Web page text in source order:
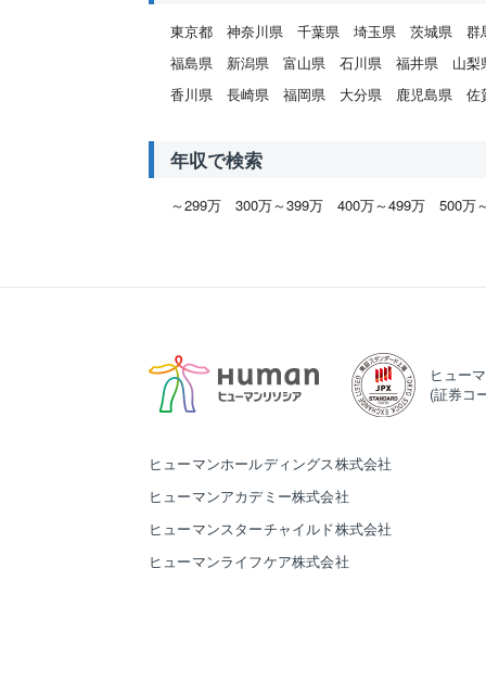
東京都 神奈川県 千葉県 埼玉県 茨城県
群
福島県
新潟県 富山県 石川県 福井県
山梨
香川県
長崎県 福岡県 大分県 鹿児島県 佐
年収で検索
～299万 300万～399万 400万～499万 500万
ヒュー
(証券コ
ヒューマンホールディングス株式会社
ヒューマンアカデミー株式会社
ヒューマンスターチャイルド株式会社
ヒューマンライフケア株式会社